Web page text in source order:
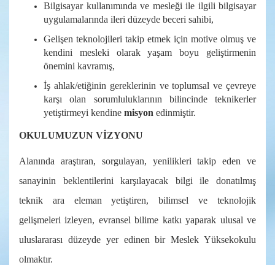
Bilgisayar kullanımında ve mesleği ile ilgili bilgisayar
uygulamalarında ileri düzeyde beceri sahibi,
Gelişen teknolojileri takip etmek için motive olmuş ve
kendini mesleki olarak yaşam boyu geliştirmenin
önemini kavramış,
İş ahlak/etiğinin gereklerinin ve toplumsal ve çevreye
karşı olan sorumluluklarının bilincinde teknikerler
yetiştirmeyi kendine misyon edinmiştir.
OKULUMUZUN VİZYONU
Alanında araştıran, sorgulayan, yenilikleri takip eden ve
sanayinin beklentilerini karşılayacak bilgi ile donatılmış
teknik ara eleman yetiştiren, bilimsel ve teknolojik
gelişmeleri izleyen, evransel bilime katkı yaparak ulusal ve
uluslararası düzeyde yer edinen bir Meslek Yüksekokulu
olmaktır.